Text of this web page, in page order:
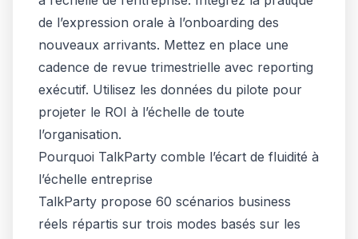
de l’expression orale à l’onboarding des
nouveaux arrivants. Mettez en place une
cadence de revue trimestrielle avec reporting
exécutif. Utilisez les données du pilote pour
projeter le ROI à l’échelle de toute
l’organisation.
Pourquoi TalkParty comble l’écart de fluidité à
l’échelle entreprise
TalkParty propose 60 scénarios business
réels répartis sur trois modes basés sur les